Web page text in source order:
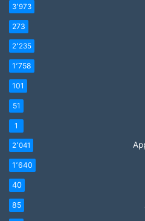
3٬973
273
2٬235
1٬758
101
51
1
2٬041
1٬640
40
85